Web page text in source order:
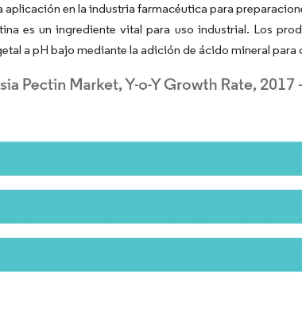
en la industria farmacéutica para
es un ingrediente vital para uso industrial. Los
a pH bajo mediante la adición de ácido mineral para